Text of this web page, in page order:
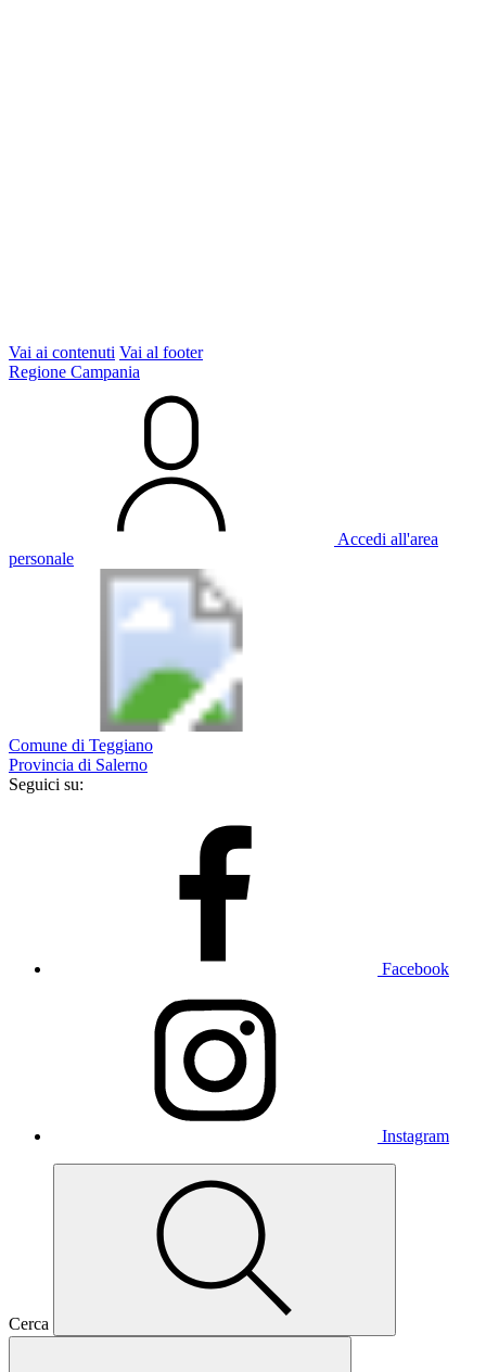
Vai ai contenuti Vai al footer
Regione Campania
Accedi all'area
personale
Comune di Teggiano
Provincia di Salerno
Seguici su:
Facebook
Instagram
Cerca